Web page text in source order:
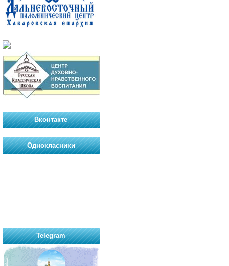
Вконтакте
Однокласники
Telegram